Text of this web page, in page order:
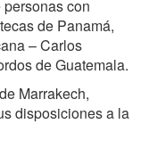
con
de Panamá,
– Carlos
de Guatemala.
Marrakech,
disposiciones a la